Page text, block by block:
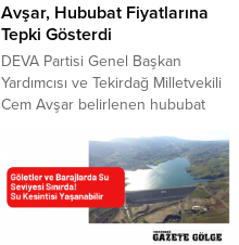
Avşar, Hububat Fiyatlarına
Tepki Gösterdi
DEVA Partisi Genel Başkan
Yardımcısı ve Tekirdağ Milletvekili
Cem Avşar belirlenen hububat
bulundu. Avşar, hükümet “gıda
enflasyonuyla mücadele ediyoruz.”,
diyor, ancak adeta üretime ket
vurmak için de elinden geleni
yaptığı söyledi. Avşar, maliyet